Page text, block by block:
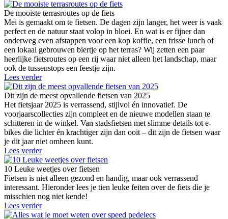
De mooiste terrasroutes op de fiets
Mei is gemaakt om te fietsen. De dagen zijn langer, het weer is vaak
perfect en de natuur staat volop in bloei. En wat is er fijner dan
onderweg even afstappen voor een kop koffie, een frisse lunch of
een lokaal gebrouwen biertje op het terras? Wij zetten een paar
heerlijke fietsroutes op een rij waar niet alleen het landschap, maar
ook de tussenstops een feestje zijn.
Lees verder
Dit zijn de meest opvallende fietsen van 2025
Het fietsjaar 2025 is verrassend, stijlvol én innovatief. De
voorjaarscollecties zijn compleet en de nieuwe modellen staan te
schitteren in de winkel. Van stadsfietsen met slimme details tot e-
bikes die lichter én krachtiger zijn dan ooit – dit zijn de fietsen waar
je dit jaar niet omheen kunt.
Lees verder
10 Leuke weetjes over fietsen
Fietsen is niet alleen gezond en handig, maar ook verrassend
interessant. Hieronder lees je tien leuke feiten over de fiets die je
misschien nog niet kende!
Lees verder